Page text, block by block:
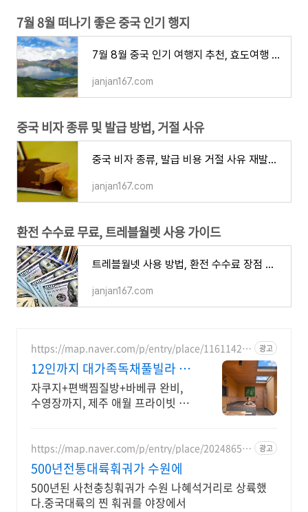
7월 8월 떠나기 좋은 중국 인기 행지
7월 8월 중국 인기 여행지 추천, 효도여행 가족여행 시원한 여름 베스트 5
janjan167.com
중국 비자 종류 및 발급 방법, 거절 사유
중국 비자 종류, 발급 비용 거절 사유 재발급 방법 단수 복수 가격 주의할 점
janjan167.com
환전 수수료 무료, 트레블월렛 사용 가이드
트레블월넷 사용 방법, 환전 수수료 장점 단점 ATM 출금 재환전 주의할 점
janjan167.com
https://map.naver.com/p/entry/place/11611420
광고
12인까지 대가족독채풀빌라 완
전독채 프라이빗 가족저택
자쿠지+편백찜질방+바베큐 완비,
수영장까지, 제주 애월 프라이빗 독
가족저택
https://map.naver.com/p/entry/place/20248656
광고
500년전통대륙훠궈가 수원에
500년된 사천충칭훠궈가 수원 나혜석거리로 상륙했
다.중국대륙의 찐 훠궈를 야장에서